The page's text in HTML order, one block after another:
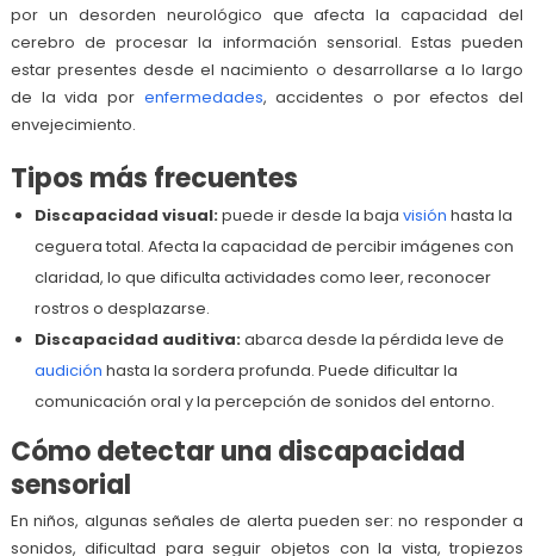
por un desorden neurológico que afecta la capacidad del
cerebro de procesar la información sensorial. Estas pueden
estar presentes desde el nacimiento o desarrollarse a lo largo
de la vida por enfermedades, accidentes o por efectos del
envejecimiento.
Tipos más frecuentes
Discapacidad visual:puede ir desde la baja visión hasta la
ceguera total. Afecta la capacidad de percibir imágenes con
claridad, lo que dificulta actividades como leer, reconocer
rostros o desplazarse.
Discapacidad auditiva:abarca desde la pérdida leve de
audición hasta la sordera profunda. Puede dificultar la
comunicación oral y la percepción de sonidos del entorno.
Cómo detectar una discapacidad
sensorial
En niños, algunas señales de alerta pueden ser: no responder a
sonidos, dificultad para seguir objetos con la vista, tropiezos